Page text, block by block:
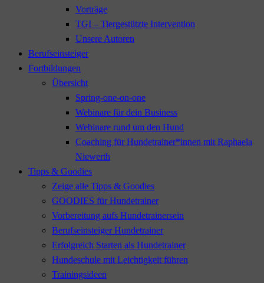
Vorträge
TGI – Tiergestützte Intervention
Unsere Autoren
Berufseinsteiger
Fortbildungen
Übersicht
Spring-one-on-one
Webinare für dein Business
Webinare rund um den Hund
Coaching für Hundetrainer*innen mit Raphaela
Niewerth
Tipps & Goodies
Zeige alle Tipps & Goodies
GOODIES für Hundetrainer
Vorbereitung aufs Hundetrainersein
Berufseinsteiger Hundetrainer
Erfolgreich Starten als Hundetrainer
Hundeschule mit Leichtigkeit führen
Trainingsideen